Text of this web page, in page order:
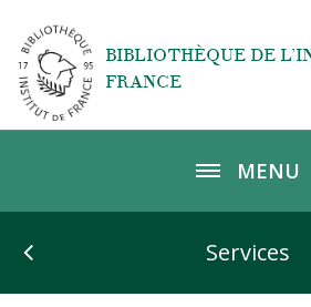
BIBLIOTHÈQUE DE
FRANCE
MENU
Services